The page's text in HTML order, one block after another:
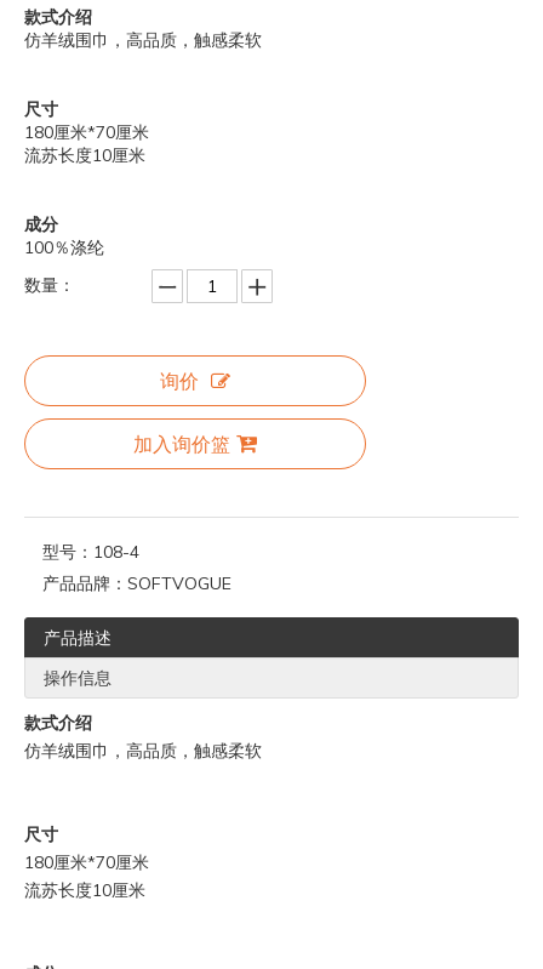
款式介绍
仿羊绒围巾，高品质，触感柔软
尺寸
180厘米*70厘米
流苏长度10厘米
成分
100％涤纶
数量：
询价
加入询价篮
型号： 108-4
产品品牌： SOFTVOGUE
产品描述
操作信息
款式介绍
仿羊绒围巾，高品质，触感柔软
尺寸
180厘米*70厘米
流苏长度10厘米